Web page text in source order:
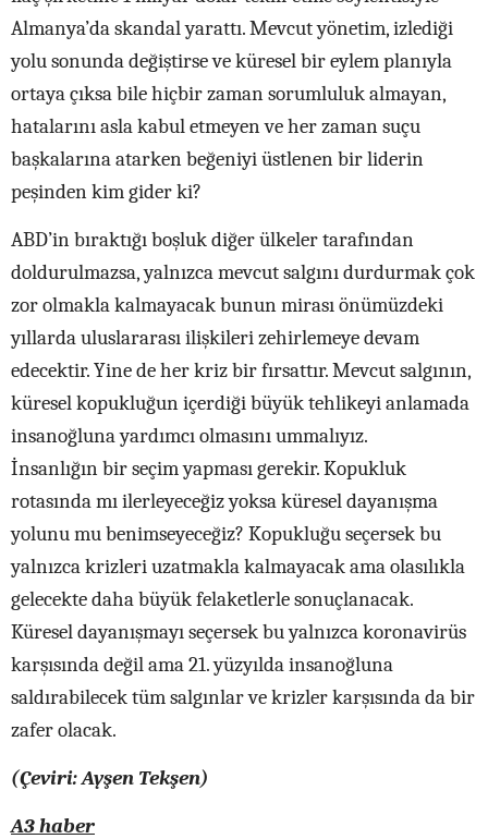
Almanya’da skandal yarattı. Mevcut yönetim, izlediği
yolu sonunda değiştirse ve küresel bir eylem planıyla
ortaya çıksa bile hiçbir zaman sorumluluk almayan,
hatalarını asla kabul etmeyen ve her zaman suçu
başkalarına atarken beğeniyi üstlenen bir liderin
peşinden kim gider ki?
ABD’in bıraktığı boşluk diğer ülkeler tarafından
doldurulmazsa, yalnızca mevcut salgını durdurmak çok
zor olmakla kalmayacak bunun mirası önümüzdeki
yıllarda uluslararası ilişkileri zehirlemeye devam
edecektir. Yine de her kriz bir fırsattır. Mevcut salgının,
küresel kopukluğun içerdiği büyük tehlikeyi anlamada
insanoğluna yardımcı olmasını ummalıyız.
İnsanlığın bir seçim yapması gerekir. Kopukluk
rotasında mı ilerleyeceğiz yoksa küresel dayanışma
yolunu mu benimseyeceğiz? Kopukluğu seçersek bu
yalnızca krizleri uzatmakla kalmayacak ama olasılıkla
gelecekte daha büyük felaketlerle sonuçlanacak.
Küresel dayanışmayı seçersek bu yalnızca koronavirüs
karşısında değil ama 21. yüzyılda insanoğluna
saldırabilecek tüm salgınlar ve krizler karşısında da bir
zafer olacak.
(Çeviri: Ayşen Tekşen)
A3 haber